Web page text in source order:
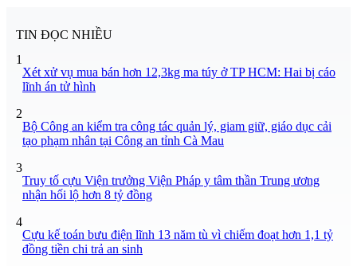
TIN ĐỌC NHIỀU
1
Xét xử vụ mua bán hơn 12,3kg ma túy ở TP HCM: Hai bị cáo
lĩnh án tử hình
2
Bộ Công an kiểm tra công tác quản lý, giam giữ, giáo dục cải
tạo phạm nhân tại Công an tỉnh Cà Mau
3
Truy tố cựu Viện trưởng Viện Pháp y tâm thần Trung ương
nhận hối lộ hơn 8 tỷ đồng
4
Cựu kế toán bưu điện lĩnh 13 năm tù vì chiếm đoạt hơn 1,1 tỷ
đồng tiền chi trả an sinh